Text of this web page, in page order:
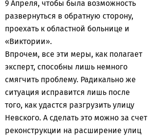
9 Апреля, чтобы была возможность
развернуться в обратную сторону,
проехать к областной больнице и
«Виктории».
Впрочем, все эти меры, как полагает
эксперт, способны лишь немного
смягчить проблему. Радикально же
ситуация исправится лишь после
того, как удастся разгрузить улицу
Невского. А сделать это можно за счет
реконструкции на расширение улиц